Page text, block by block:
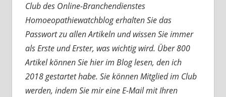
Club des Online-Branchendienstes
Homoeopathiewatchblog erhalten Sie das
Passwort zu allen Artikeln und wissen Sie immer
als Erste und Erster, was wichtig wird. Über 800
Artikel können Sie hier im Blog lesen, den ich
2018 gestartet habe. Sie können Mitglied im Club
werden, indem Sie mir eine E-Mail mit Ihren